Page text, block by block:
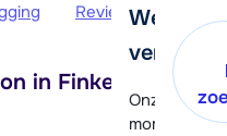
We
verder!
Onze
moment
Reviews
in Finkenberg, 50